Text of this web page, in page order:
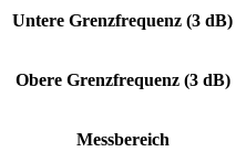
Untere Grenz­frequenz (3 dB)
Obere Grenz­frequenz (3 dB)
Messbereich